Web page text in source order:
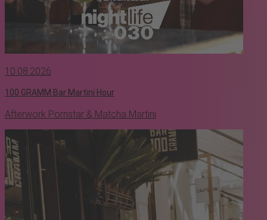
10.08.2026
100 GRAMM Bar Martini Hour
Afterwork Pornstar & Matcha Martini